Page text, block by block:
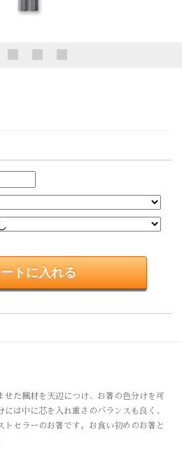
せた楓材を天辺につけ、お箸の色分けを可
は中に芯を入れ重さのバランスも良く、
トセラーのお箸です。お食い初めのお箸と